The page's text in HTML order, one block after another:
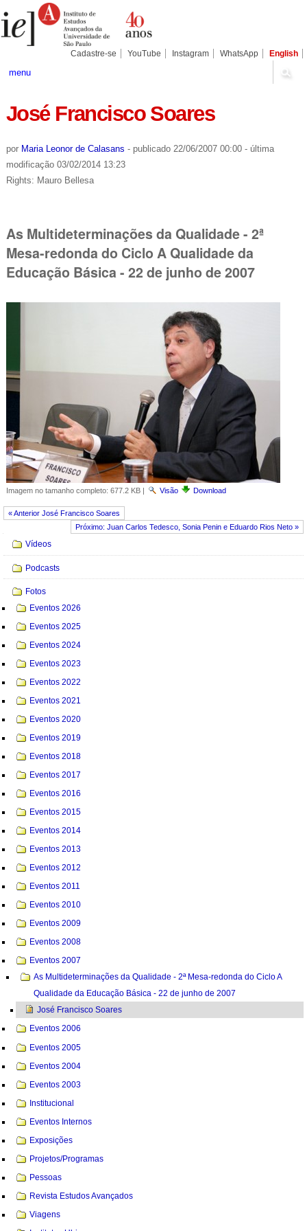
para
conteúdo.
Pessoais
Cadastre-se YouTube Instagram WhatsApp English
menu
José Francisco Soares
por Maria Leonor de Calasans - publicado22/06/2007 00:00 - última
modificação03/02/2014 13:23
Rights: Mauro Bellesa
As Multideterminações da Qualidade - 2ª
Mesa-redonda do Ciclo A Qualidade da
Educação Básica - 22 de junho de 2007
Imagem no tamanho completo: 677.2 KB| Visão Download
« Anterior José Francisco Soares
Próximo: Juan Carlos Tedesco, Sonia Penin e Eduardo Rios Neto »
Navegação
Vídeos
Podcasts
Fotos
Eventos 2026
Eventos 2025
Eventos 2024
Eventos 2023
Eventos 2022
Eventos 2021
Eventos 2020
Eventos 2019
Eventos 2018
Eventos 2017
Eventos 2016
Eventos 2015
Eventos 2014
Eventos 2013
Eventos 2012
Eventos 2011
Eventos 2010
Eventos 2009
Eventos 2008
Eventos 2007
As Multideterminações da Qualidade - 2ª Mesa-redonda do Ciclo A
Qualidade da Educação Básica - 22 de junho de 2007
José Francisco Soares
Eventos 2006
Eventos 2005
Eventos 2004
Eventos 2003
Institucional
Eventos Internos
Exposições
Projetos/Programas
Pessoas
Revista Estudos Avançados
Viagens